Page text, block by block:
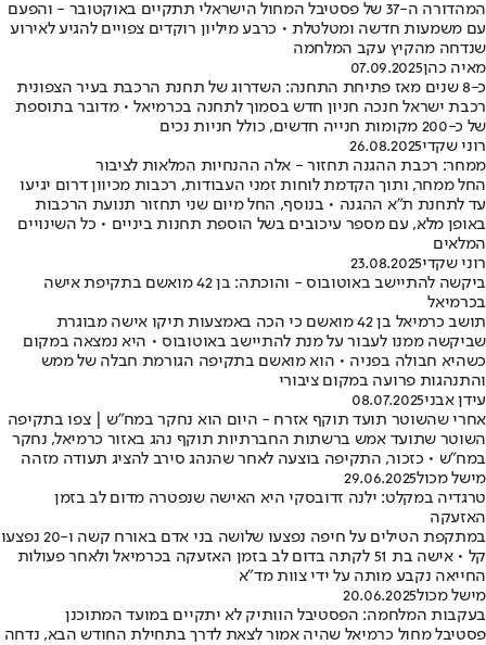
המהדורה ה-37 של פסטיבל המחול הישראלי תתקיים באוקטובר - והפעם
עם משמעות חדשה ומטלטלת • כרבע מיליון רוקדים צפויים להגיע לאירוע
שנדחה מהקיץ עקב המלחמה
מאיה כהן07.09.2025
כ-8 שנים מאז פתיחת התחנה: השדרוג של תחנת הרכבת בעיר הצפונית
רכבת ישראל חנכה חניון חדש בסמוך לתחנה בכרמיאל • מדובר בתוספת
של כ-200 מקומות חנייה חדשים, כולל חניות נכים
רוני שקדי26.08.2025
ממחר: רכבת ההגנה תחזור - אלה ההנחיות המלאות לציבור
החל ממחר, ותוך הקדמת לוחות זמני העבודות, רכבות מכיוון דרום יגיעו
עד לתחנת ת"א ההגנה • בנוסף, החל מיום שני תחזור תנועת הרכבות
באופן מלא, עם מספר עיכובים בשל הוספת תחנות ביניים • כל השינויים
המלאים
רוני שקדי23.08.2025
ביקשה להתיישב באוטובוס - והוכתה: בן 42 מואשם בתקיפת אישה
בכרמיאל
תושב כרמיאל בן 42 מואשם כי הכה באמצעות תיקו אישה מבוגרת
שביקשה ממנו לעבור על מנת להתיישב באוטובוס • היא נמצאה במקום
כשהיא חבולה בפניה • הוא מואשם בתקיפה הגורמת חבלה של ממש
והתנהגות פרועה במקום ציבורי
עידן אבני08.07.2025
אחרי שהשוטר תועד תוקף אזרח - היום הוא נחקר במח"ש | צפו בתקיפה
השוטר שתועד אמש ברשתות החברתיות תוקף נהג באזור כרמיאל, נחקר
במח"ש • כזכור, התקיפה בוצעה לאחר שהנהג סירב להציג תעודה מזהה
מישל מכול29.06.2025
טרגדיה במקלט: ילנה זדובסקי היא האישה שנפטרה מדום לב בזמן
האזעקה
במתקפת הטילים על חיפה נפצעו שלושה בני אדם באורח קשה ו-20 נפצעו
קל • אישה בת 51 לקתה בדום לב בזמן האזעקה בכרמיאל ולאחר פעולות
החייאה נקבע מותה על ידי צוות מד"א
מישל מכול20.06.2025
בעקבות המלחמה: הפסטיבל הוותיק לא יתקיים במועד המתוכנן
פסטיבל מחול כרמיאל שהיה אמור לצאת לדרך בתחילת החודש הבא, נדחה